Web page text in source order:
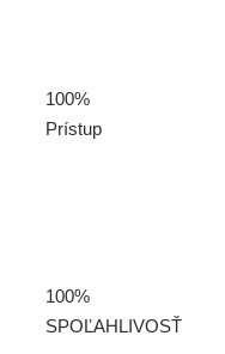
100%
Prístup
100%
SPOĽAHLIVOSŤ